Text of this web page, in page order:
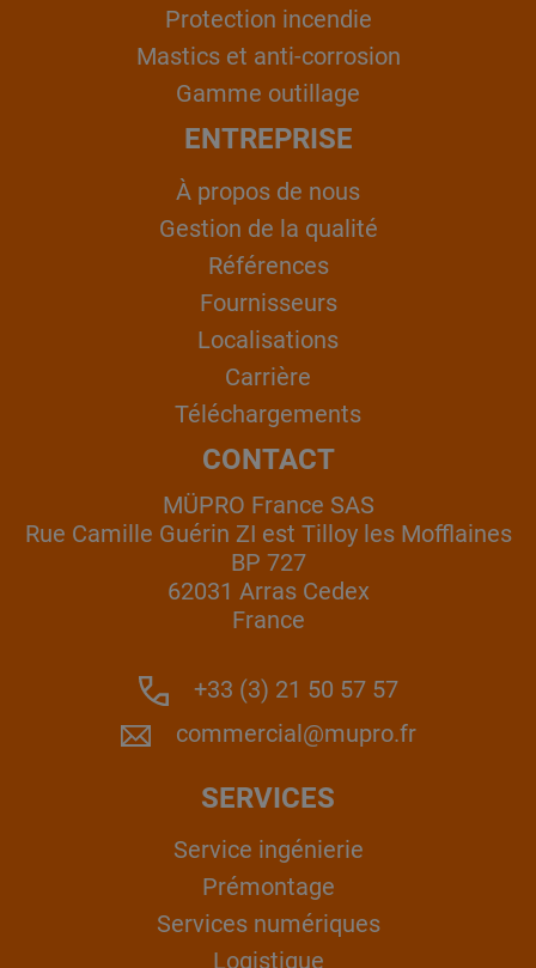
Protection incendie
Mastics et anti-corrosion
Gamme outillage
ENTREPRISE
À propos de nous
Gestion de la qualité
Références
Fournisseurs
Localisations
Carrière
Téléchargements
CONTACT
MÜPRO France SAS
Rue Camille Guérin ZI est Tilloy les Mofflaines
BP 727
62031 Arras Cedex
France
+33 (3) 21 50 57 57
commercial@mupro.fr
SERVICES
Service ingénierie
Prémontage
Services numériques
Logistique